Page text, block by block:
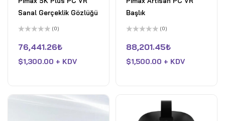
Sanal Gerçeklik Gözlüğü
üzerinden
0
aldı
(0)
76,441.26₺
$1,300.00 + KDV
Başlık
üzerinden
0
aldı
(0)
88,201.45₺
$1,500.00 + KDV